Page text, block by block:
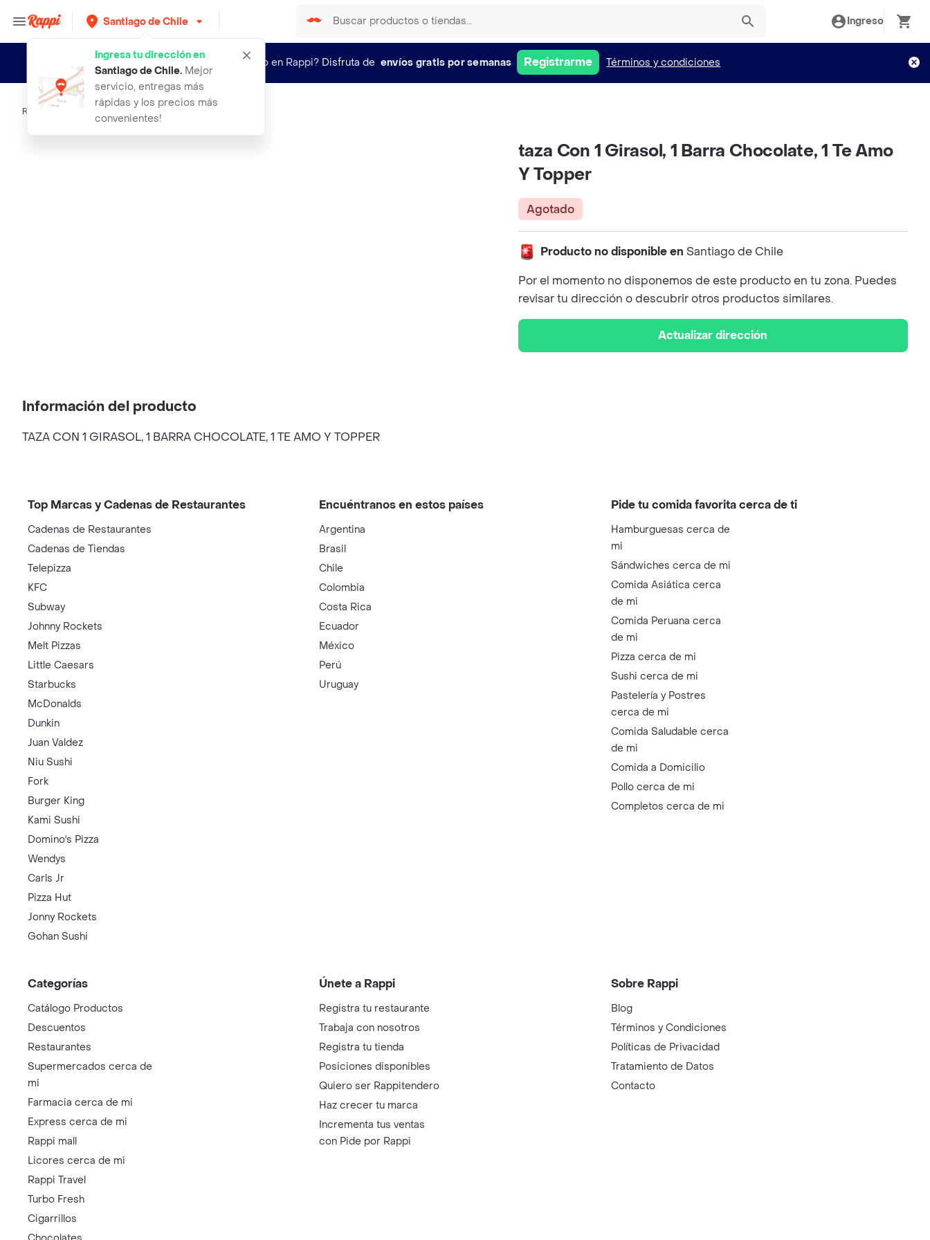
Santiago de Chile
Ingresa tu dirección en
Santiago de Chile. Mejor
servicio, entregas más
rápidas y los precios más
convenientes!
Ingreso
¿Nuevo en Rappi? Disfruta de envíos gratis por semanas Registrarme Términos y condiciones
Rappi taza con 1 girasol 1 barra chocolat
taza Con 1 Girasol, 1 Barra Chocolate, 1 Te Amo
Y Topper
Agotado
Producto no disponible en Santiago de Chile
Por el momento no disponemos de este producto en tu zona. Puedes
revisar tu dirección o descubrir otros productos similares.
Actualizar dirección
Información del producto
TAZA CON 1 GIRASOL, 1 BARRA CHOCOLATE, 1 TE AMO Y TOPPER
Top Marcas y Cadenas de Restaurantes
Cadenas de Restaurantes
Cadenas de Tiendas
Telepizza
KFC
Subway
Johnny Rockets
Melt Pizzas
Little Caesars
Starbucks
McDonalds
Dunkin
Juan Valdez
Niu Sushi
Fork
Burger King
Kami Sushi
Domino's Pizza
Wendys
Carls Jr
Pizza Hut
Jonny Rockets
Gohan Sushi
Encuéntranos en estos países
Argentina
Brasil
Chile
Colombia
Costa Rica
Ecuador
México
Perú
Uruguay
Pide tu comida favorita cerca de ti
Hamburguesas cerca de
mi
Sándwiches cerca de mi
Comida Asiática cerca
de mi
Comida Peruana cerca
de mi
Pizza cerca de mi
Sushi cerca de mi
Pastelería y Postres
cerca de mi
Comida Saludable cerca
de mi
Comida a Domicilio
Pollo cerca de mi
Completos cerca de mi
Categorías
Catálogo Productos
Descuentos
Restaurantes
Supermercados cerca de
mi
Farmacia cerca de mi
Express cerca de mi
Rappi mall
Licores cerca de mi
Rappi Travel
Turbo Fresh
Cigarrillos
Únete a Rappi
Registra tu restaurante
Trabaja con nosotros
Registra tu tienda
Posiciones disponibles
Quiero ser Rappitendero
Haz crecer tu marca
Incrementa tus ventas
con Pide por Rappi
Sobre Rappi
Blog
Términos y Condiciones
Políticas de Privacidad
Tratamiento de Datos
Contacto